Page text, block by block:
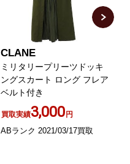
CLANE
ミリタリープリーツドッキ
ングスカート ロング フレア
ベルト付き
買取実績3,000円
ABランク 2021/03/17買取